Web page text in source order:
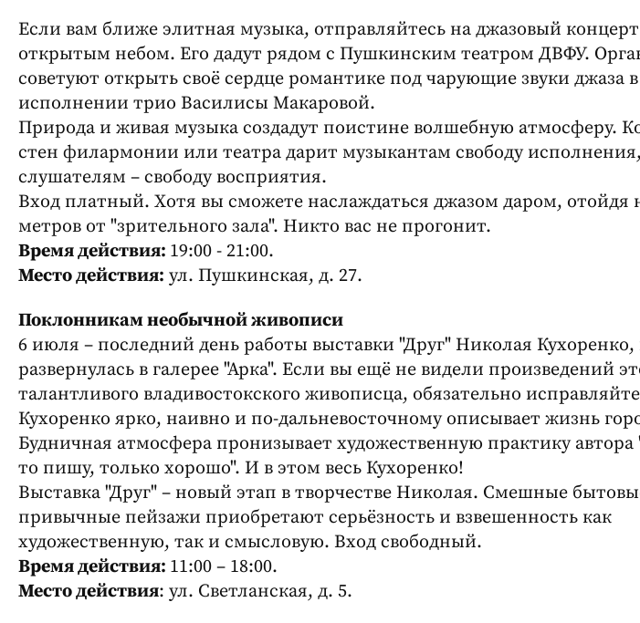
Если вам ближе элитная музыка, отправляйтесь на джазовый
открытым небом. Его дадут рядом с Пушкинским театром ДВФУ.
советуют открыть своё сердце романтике под чарующие звуки джаза в
исполнении трио Василисы Макаровой.
Природа и живая музыка создадут поистине волшебную атмосферу.
стен филармонии или театра дарит музыкантам свободу
слушателям – свободу восприятия.
Вход платный. Хотя вы сможете наслаждаться джазом даром, отойдя
метров от "зрительного зала". Никто вас не прогонит.
Время действия: 19:00 - 21:00.
Место действия: ул. Пушкинская, д. 27.
Поклонникам необычной живописи
6 июля – последний день работы выставки "Друг" Николая Кухоренко,
развернулась в галерее "Арка". Если вы ещё не видели произведений
талантливого владивостокского живописца, обязательно
Кухоренко ярко, наивно и по-дальневосточному описывает жизнь
Будничная атмосфера пронизывает художественную практику
то пишу, только хорошо". И в этом весь Кухоренко!
Выставка "Друг" – новый этап в творчестве Николая. Смешные
привычные пейзажи приобретают серьёзность и взвешенность как
художественную, так и смысловую. Вход свободный.
Время действия: 11:00 – 18:00.
Место действия: ул. Светланская, д. 5.